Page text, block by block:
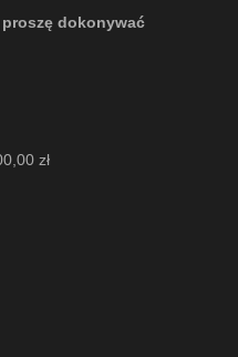
proszę dokonywać
zł